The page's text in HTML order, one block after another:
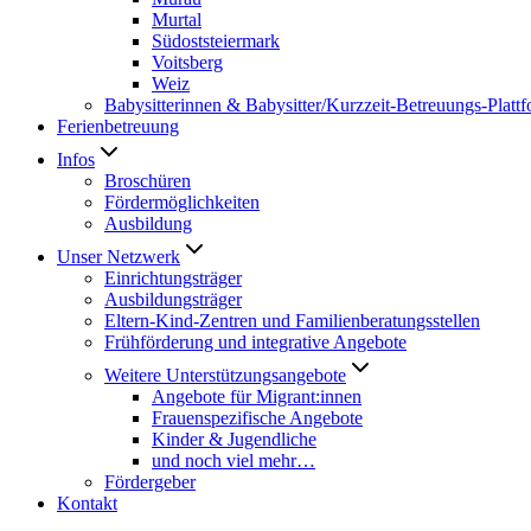
Murtal
Südoststeiermark
Voitsberg
Weiz
Babysitterinnen & Babysitter/Kurzzeit-Betreuungs-
Ferienbetreuung
Infos
Broschüren
Fördermöglichkeiten
Ausbildung
Unser Netzwerk
Einrichtungsträger
Ausbildungsträger
Eltern-Kind-Zentren und Familienberatungsstellen
Frühförderung und integrative Angebote
Weitere Unterstützungsangebote
Angebote für Migrant:innen
Frauenspezifische Angebote
Kinder & Jugendliche
und noch viel mehr…
Fördergeber
Kontakt